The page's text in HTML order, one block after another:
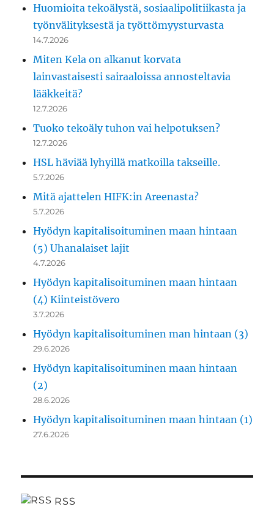
Huomioita tekoälystä, sosiaalipolitiikasta ja
työnvälityksestä ja työttömyysturvasta
14.7.2026
Miten Kela on alkanut korvata
lainvastaisesti sairaaloissa annosteltavia
lääkkeitä?
12.7.2026
Tuoko tekoäly tuhon vai helpotuksen?
12.7.2026
HSL häviää lyhyillä matkoilla takseille.
5.7.2026
Mitä ajattelen HIFK:in Areenasta?
5.7.2026
Hyödyn kapitalisoituminen maan hintaan
(5) Uhanalaiset lajit
4.7.2026
Hyödyn kapitalisoituminen maan hintaan
(4) Kiinteistövero
3.7.2026
Hyödyn kapitalisoituminen man hintaan (3)
29.6.2026
Hyödyn kapitalisoituminen maan hintaan
(2)
28.6.2026
Hyödyn kapitalisoituminen maan hintaan (1)
27.6.2026
RSS